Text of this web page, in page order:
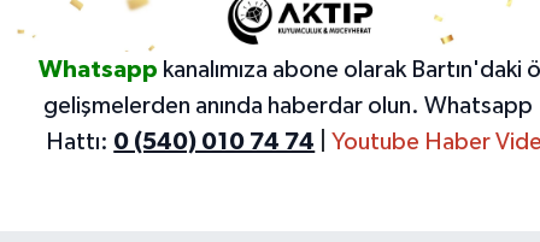
Whatsapp kanalımıza abone olarak Bartın'daki
gelişmelerden anında haberdar olun. Whatsapp
Hattı: 0 (540) 010 74 74 Youtube Haber